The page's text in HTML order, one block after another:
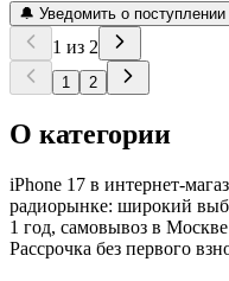
🔔 Уведомить о поступлении
1 из 2
1 2
О категории
iPhone 17 в интернет-
радиорынке: широкий
1 год, самовывоз в
Рассрочка без первого